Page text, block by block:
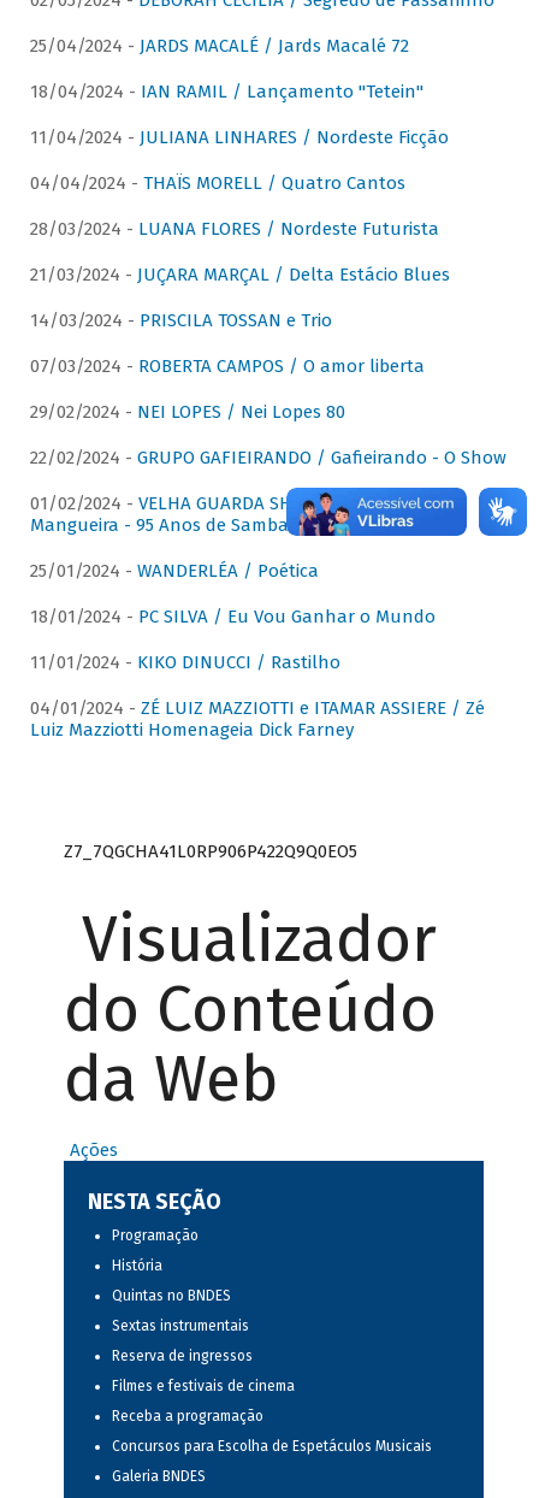
25/04/2024 - JARDS MACALÉ / Jards Macalé 72
18/04/2024 - IAN RAMIL / Lançamento "Tetein"
11/04/2024 - JULIANA LINHARES / Nordeste Ficção
04/04/2024 - THAÏS MORELL / Quatro Cantos
28/03/2024 - LUANA FLORES / Nordeste Futurista
21/03/2024 - JUÇARA MARÇAL / Delta Estácio Blues
14/03/2024 - PRISCILA TOSSAN e Trio
07/03/2024 - ROBERTA CAMPOS / O amor liberta
29/02/2024 - NEI LOPES / Nei Lopes 80
22/02/2024 - GRUPO GAFIEIRANDO / Gafieirando - O Show
01/02/2024 - VELHA GUARDA SHOW DA MANGUEIRA /
Mangueira - 95 Anos de Samba
25/01/2024 - WANDERLÉA / Poética
18/01/2024 - PC SILVA / Eu Vou Ganhar o Mundo
11/01/2024 - KIKO DINUCCI / Rastilho
04/01/2024 - ZÉ LUIZ MAZZIOTTI e ITAMAR ASSIERE / Zé
Luiz Mazziotti Homenageia Dick Farney
Z7_7QGCHA41L0RP906P422Q9Q0EO5
Visualizador
do Conteúdo
da Web
Ações
NESTA SEÇÃO
Programação
História
Quintas no BNDES
Sextas instrumentais
Reserva de ingressos
Filmes e festivais de cinema
Receba a programação
Concursos para Escolha de Espetáculos Musicais
Galeria BNDES